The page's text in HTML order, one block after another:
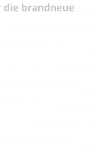
brandneue